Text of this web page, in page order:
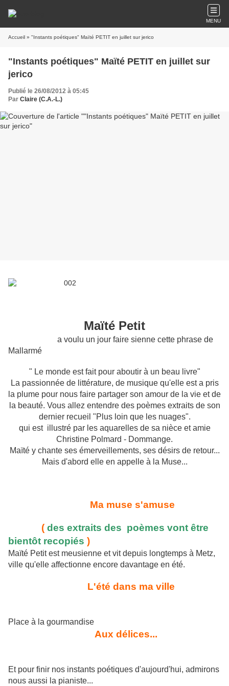
MENU
Accueil » "Instants poétiques" Maïté PETIT en juillet sur jerico
"Instants poétiques" Maïté PETIT en juillet sur
jerico
Publié le 26/08/2012 à 05:45
Par Claire (C.A.-L.)
Maïté Petit
a voulu un jour faire sienne cette phrase de
Mallarmé
" Le monde est fait pour aboutir à un beau livre"
La passionnée de littérature, de musique qu'elle est a pris
la plume pour nous faire partager son amour de la vie et de
la beauté. Vous allez entendre des poèmes extraits de son
dernier recueil "Plus loin que les nuages".
qui est illustré par les aquarelles de sa nièce et amie
Christine Polmard - Dommange.
Maïté y chante ses émerveillements, ses désirs de retour...
Mais d'abord elle en appelle à la Muse...
Ma muse s'amuse
( des extraits des poèmes vont être
bientôt recopiés )
Maïté Petit est meusienne et vit depuis longtemps à Metz,
ville qu'elle affectionne encore davantage en été.
L'été dans ma ville
Place à la gourmandise
Aux délices...
Et pour finir nos instants poétiques d'aujourd'hui, admirons
nous aussi la pianiste...